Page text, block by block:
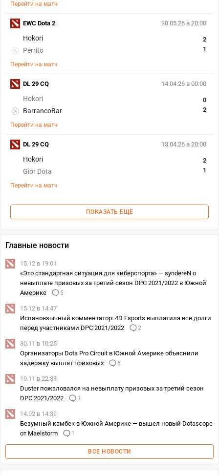
Перейти на матч
30.05.26 в 20:00
Hokori
Perrito
2
1
Перейти на матч
EWC Dota 2
14.04.26 в 00:00
Hokori
BarrancoBar
0
2
Перейти на матч
DL 29 CQ
13.04.26 в 20:00
Hokori
Gior Dota
2
1
Перейти на матч
DL 29 CQ
ПОКАЗАТЬ ЕЩЕ
Главные новости
15.12 в 19:01
«Это стандартная ситуация для киберспорта» — syndereN о
невыплате призовых за третий сезон DPC 2021/2022 в Южной
Америке
5
15.12 в 14:47
Испаноязычный комментатор: 4D Esports выплатила все долги
перед участниками DPC 2021/2022
2
30.11 в 10:25
Организаторы Dota Pro Circuit в Южной Америке объяснили
задержку выплат призовых
6
19.11 в 22:33
Duster пожаловался на невыплату призовых за третий сезон
DPC 2021/2022
3
14.02 в 14:39
Безумный камбек в Южной Америке — вышел новый Dotascope
от Maelstorm
1
ВСЕ НОВОСТИ